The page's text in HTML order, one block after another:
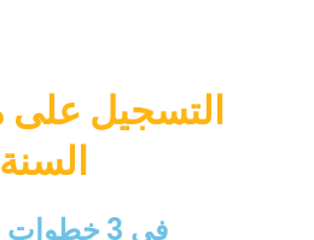
السنة
في 3 خطوات بسيطة